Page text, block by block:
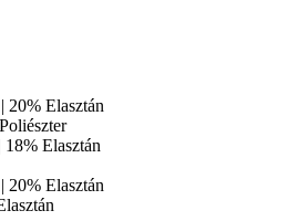
20% Elasztán
Elasztán
20% Elasztán